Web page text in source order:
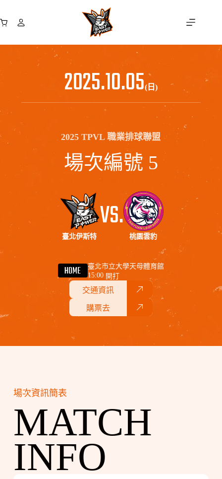
至
購
2025.10.05(日)
2025 TPVL 職業排球聯盟
場次編號 5
臺北伊斯特
VS.
桃園雲豹
HOME
臺北市立大學天母體育館
15:00 開打
交通資訊
購票去
場次資訊簡表
MATCH
INFO